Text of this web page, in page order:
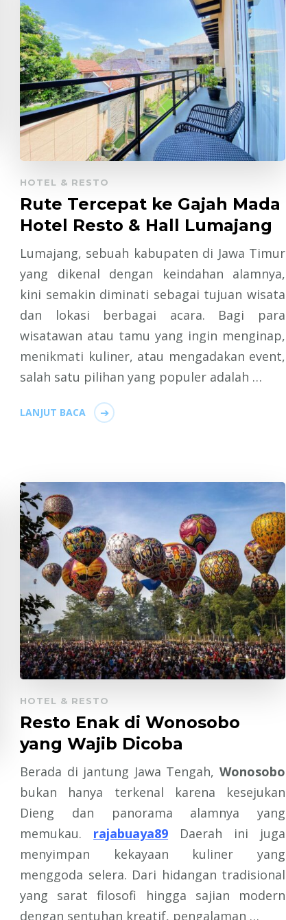
HOTEL & RESTO
Rute Tercepat ke Gajah Mada
Hotel Resto & Hall Lumajang
Lumajang, sebuah kabupaten di Jawa Timur
yang dikenal dengan keindahan alamnya,
kini semakin diminati sebagai tujuan wisata
dan lokasi berbagai acara. Bagi para
wisatawan atau tamu yang ingin menginap,
menikmati kuliner, atau mengadakan event,
salah satu pilihan yang populer adalah …
LANJUT BACA
HOTEL & RESTO
Resto Enak di Wonosobo
yang Wajib Dicoba
Berada di jantung Jawa Tengah,Wonosobo
bukan hanya terkenal karena kesejukan
Dieng dan panorama alamnya yang
memukau. rajabuaya89 Daerah ini juga
menyimpan kekayaan kuliner yang
menggoda selera. Dari hidangan tradisional
yang sarat filosofi hingga sajian modern
dengan sentuhan kreatif, pengalaman …